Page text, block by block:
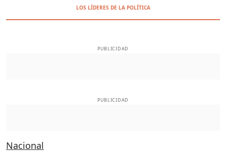
LOS LÍDERES DE LA POLÍTICA
PUBLICIDAD
PUBLICIDAD
Nacional